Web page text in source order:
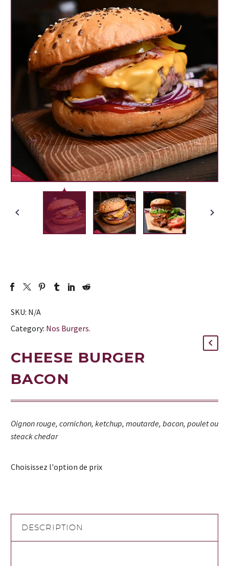
SKU: N/A
Category: Nos Burgers.
CHEESE BURGER
BACON
Oignon rouge, cornichon, ketchup, moutarde, bacon, poulet ou
steack chedar
Choisissez l'option de prix
DESCRIPTION